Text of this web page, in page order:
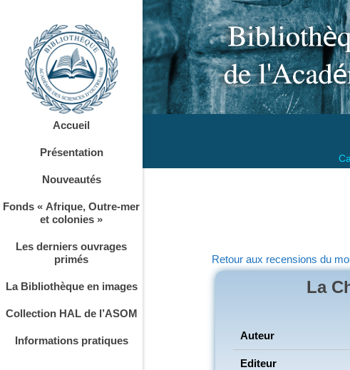
Accueil
Présentation
Nouveautés
Fonds « Afrique, Outre-mer
et colonies »
Les derniers ouvrages
primés
La Bibliothèque en images
Collection HAL de l’ASOM
Informations pratiques
Retour aux recensions du
La
Auteur
Editeur